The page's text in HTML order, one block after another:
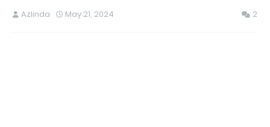
Azlinda May 21, 2024 2